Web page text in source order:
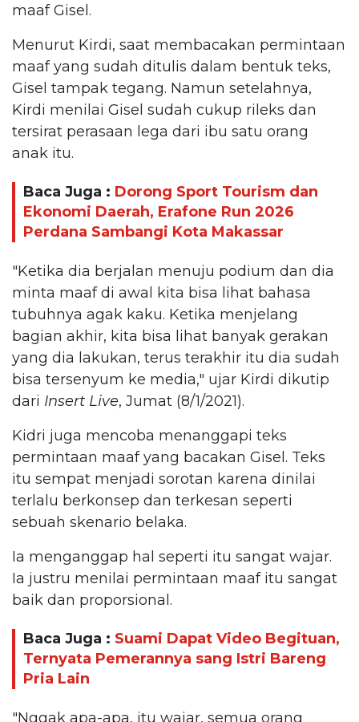
maaf Gisel.
Menurut Kirdi, saat membacakan permintaan
maaf yang sudah ditulis dalam bentuk teks,
Gisel tampak tegang. Namun setelahnya,
Kirdi menilai Gisel sudah cukup rileks dan
tersirat perasaan lega dari ibu satu orang
anak itu.
Baca Juga : Dorong Sport Tourism dan
Ekonomi Daerah, Erafone Run 2026
Perdana Sambangi Kota Makassar
"Ketika dia berjalan menuju podium dan dia
minta maaf di awal kita bisa lihat bahasa
tubuhnya agak kaku. Ketika menjelang
bagian akhir, kita bisa lihat banyak gerakan
yang dia lakukan, terus terakhir itu dia sudah
bisa tersenyum ke media," ujar Kirdi dikutip
dari Insert Live, Jumat (8/1/2021).
Kidri juga mencoba menanggapi teks
permintaan maaf yang bacakan Gisel. Teks
itu sempat menjadi sorotan karena dinilai
terlalu berkonsep dan terkesan seperti
sebuah skenario belaka.
Ia menganggap hal seperti itu sangat wajar.
Ia justru menilai permintaan maaf itu sangat
baik dan proporsional.
Baca Juga : Suami Dapat Video Begituan,
Ternyata Pemerannya sang Istri Bareng
Pria Lain
"Nggak apa-apa, itu wajar, semua orang